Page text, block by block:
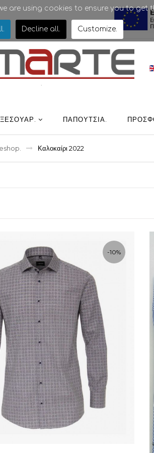
.
ΠΑΠΟΎΤΣΙΑ
eshop Καλοκαίρι 2022
-10%
are using cookies to ensure you to get
. Decline all. Customize.